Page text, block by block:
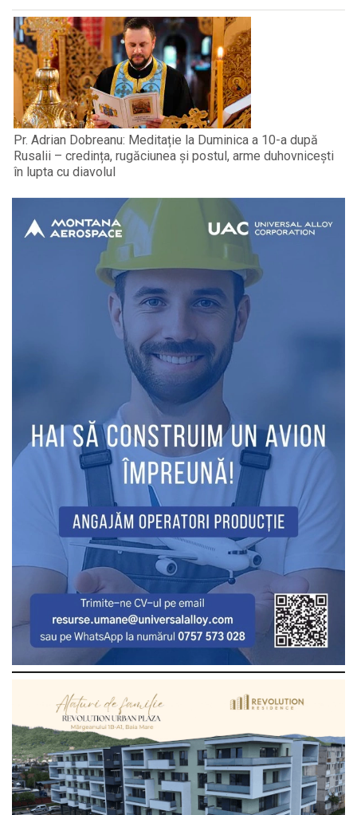
Pr. Adrian Dobreanu: Meditație la Duminica a 10-a după
Rusalii – credința, rugăciunea și postul, arme duhovnicești
în lupta cu diavolul